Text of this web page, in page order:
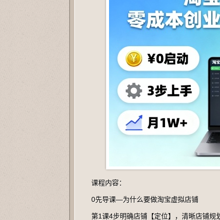
课程内容：
0先导课—为什么要做淘宝虚拟店铺
第1课4步明确店铺【定位】，清晰店铺规